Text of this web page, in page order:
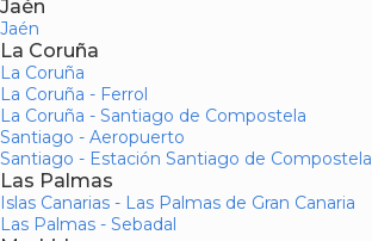
Jaén
Jaén
La Coruña
La Coruña
La Coruña - Ferrol
La Coruña - Santiago de Compostela
Santiago - Aeropuerto
Santiago - Estación Santiago de Compostela
Las Palmas
Islas Canarias - Las Palmas de Gran Canaria
Las Palmas - Sebadal